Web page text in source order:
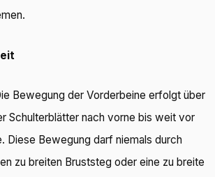
Bewegung der Vorderbeine erfolgt über
Schulterblätter nach vorne bis weit vor
Diese Bewegung darf niemals durch
zu breiten Bruststeg oder eine zu breite